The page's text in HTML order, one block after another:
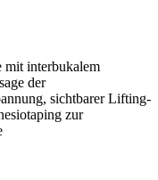
mit interbukalem
der
sichtbarer Lifting-
zur